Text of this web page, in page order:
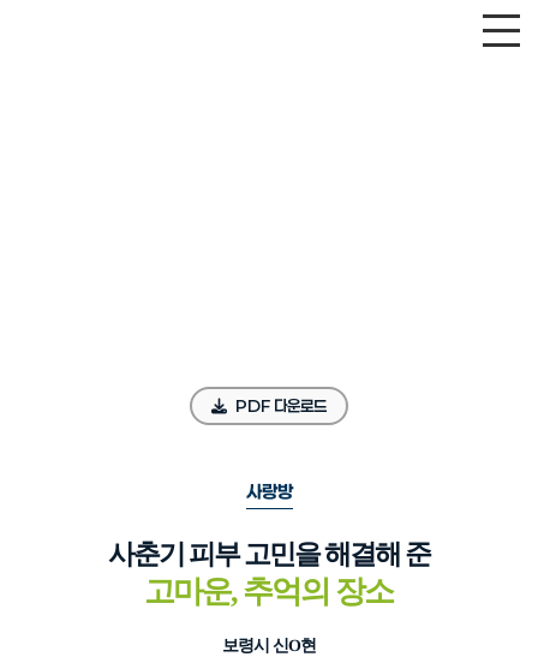
PDF 다운로드
사랑방
사춘기 피부 고민을 해결해 준
고마운, 추억의 장소
보령시 신O현